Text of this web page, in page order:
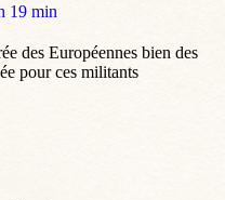
19 min
des Européennes bien des
pour ces militants